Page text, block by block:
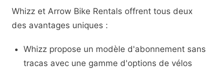
Whizz et Arrow Bike Rentals offrent tous deux
des avantages uniques :
Whizz propose un modèle d'abonnement sans
tracas avec une gamme d'options de vélos